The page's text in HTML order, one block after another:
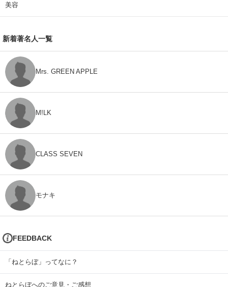
美容
新着著名人一覧
Mrs. GREEN APPLE
M!LK
CLASS SEVEN
モナキ
FEEDBACK
「ねとらぼ」ってなに？
ねとらぼへのご意見・ご感想